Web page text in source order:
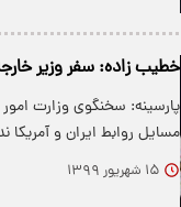
خطیب زاده: سفر وزیر
پارسینه: سخنگوی وزارت
مسایل روابط ایران و آمریکا
۱۵ شهریور ۱۳۹۹